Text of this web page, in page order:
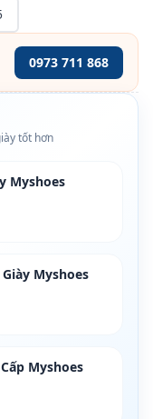
0973 711 868
tốt hơn
Myshoes
Myshoes
Myshoes